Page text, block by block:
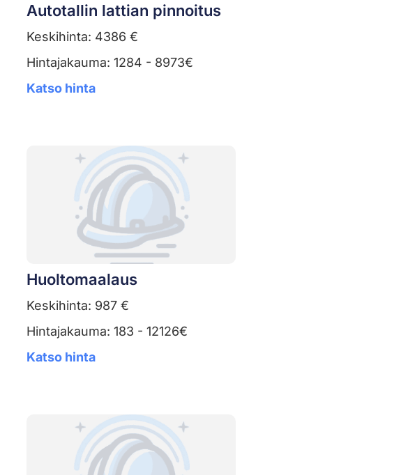
Autotallin lattian pinnoitus
Keskihinta: 4386 €
Hintajakauma: 1284 - 8973€
Katso hinta
Huoltomaalaus
Keskihinta: 987 €
Hintajakauma: 183 - 12126€
Katso hinta